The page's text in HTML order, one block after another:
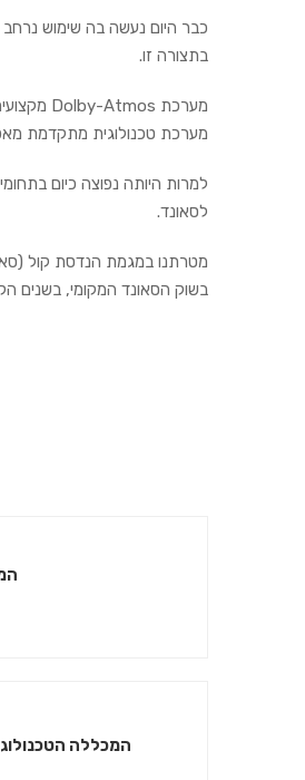
כבר היום נעשה בה שימוש נרחב
בתצורה זו.
מערכת טכנולוגית מתקדמת
לסאונד.
מטרתנו במגמת הנדסת קול
בשוק הסאונד המקומי, בשנים
המכללה